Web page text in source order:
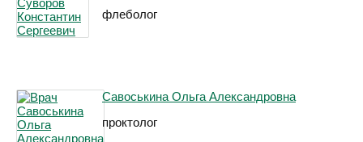
флеболог
Савоськина Ольга Александровна
проктолог